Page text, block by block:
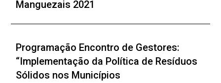
Manguezais 2021
Programação Encontro de Gestores:
“Implementação da Política de Resíduos
Sólidos nos Municípios